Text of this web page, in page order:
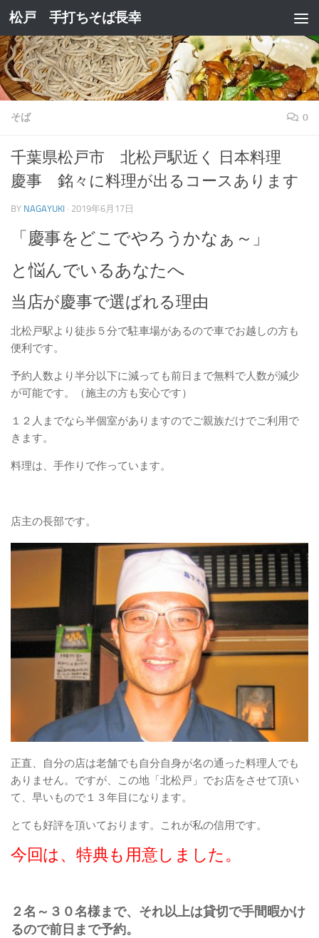
コンテンツへスキップ
松戸 手打ちそば長幸
そば 0
千葉県松戸市 北松戸駅近く 日本料理
慶事 銘々に料理が出るコースあります
BY NAGAYUKI · 2019年6月17日
「慶事をどこでやろうかなぁ～」
と悩んでいるあなたへ
当店が慶事で選ばれる理由
北松戸駅より徒歩５分で駐車場があるので車でお越しの方も
便利です。
予約人数より半分以下に減っても前日まで無料で人数が減少
が可能です。（施主の方も安心です）
１２人までなら半個室がありますのでご親族だけでご利用で
きます。
料理は、手作りで作っています。
店主の長部です。
正直、自分の店は老舗でも自分自身が名の通った料理人でも
ありません。ですが、この地「北松戸」でお店をさせて頂い
て、早いもので１３年目になります。
とても好評を頂いております。これが私の信用です。
今回は、特典も用意しました。
２名～３０名様まで、それ以上は貸切で手間暇かけ
るので前日まで予約。